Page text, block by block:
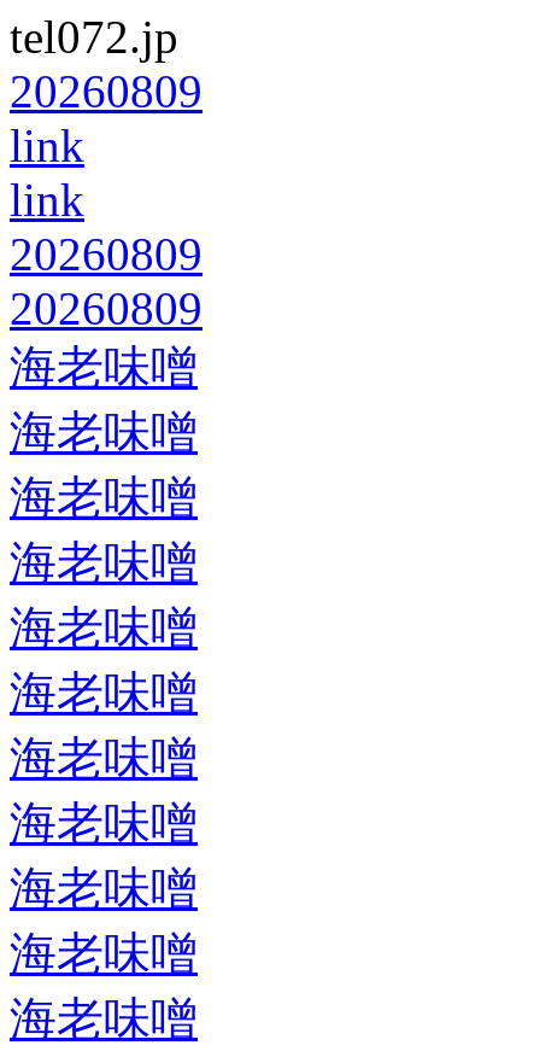
tel072.jp
20260809
link
link
20260809
20260809
海老味噌
海老味噌
海老味噌
海老味噌
海老味噌
海老味噌
海老味噌
海老味噌
海老味噌
海老味噌
海老味噌